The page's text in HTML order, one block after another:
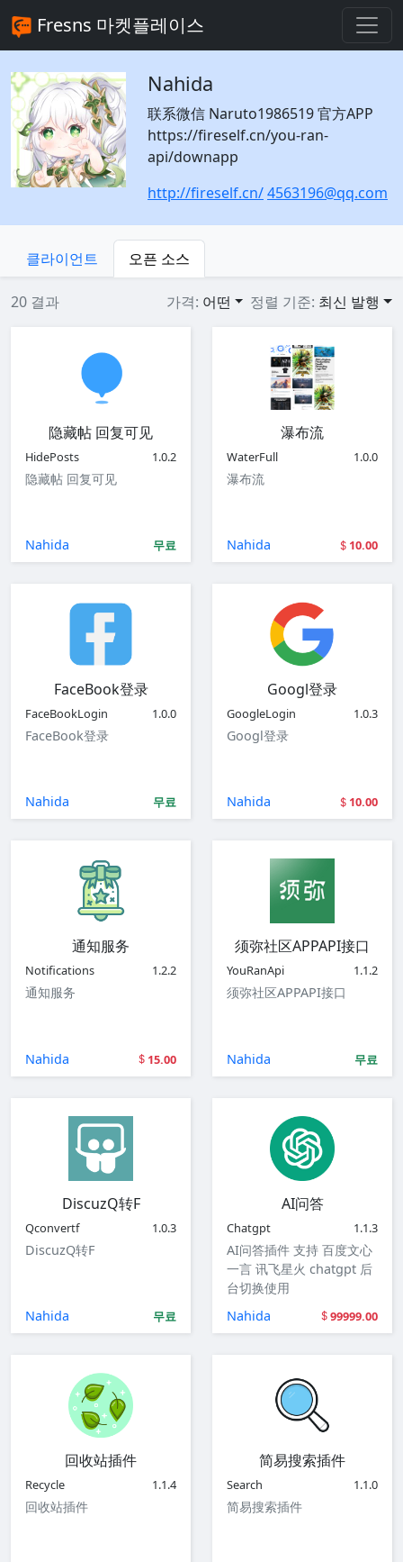
Fresns 마켓플레이스
Nahida
联系微信 Naruto1986519 官方APP
https://fireself.cn/you-ran-
api/downapp
http://fireself.cn/4563196@qq.com
클라이언트 오픈 소스
20 결과 가격: 어떤 정렬 기준: 최신 발행
隐藏帖 回复可见
HidePosts 1.0.2
隐藏帖 回复可见
Nahida 무료
瀑布流
WaterFull 1.0.0
瀑布流
Nahida 10.00
FaceBook登录
FaceBookLogin 1.0.0
FaceBook登录
Nahida 무료
Googl登录
GoogleLogin 1.0.3
Googl登录
Nahida 10.00
通知服务
Notifications 1.2.2
通知服务
Nahida 15.00
须弥社区APPAPI接口
YouRanApi 1.1.2
须弥社区APPAPI接口
Nahida 무료
DiscuzQ转F
Qconvertf 1.0.3
DiscuzQ转F
Nahida 무료
AI问答
Chatgpt 1.1.3
AI问答插件 支持 百度文心
一言 讯飞星火 chatgpt 后
台切换使用
Nahida
99999.00
回收站插件
Recycle 1.1.4
回收站插件
简易搜索插件
Search 1.1.0
简易搜索插件